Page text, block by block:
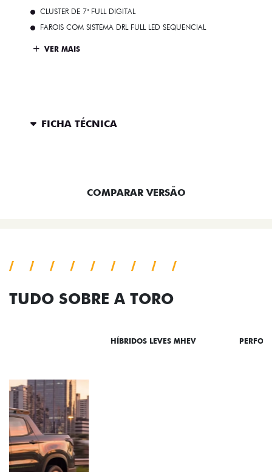
CLUSTER DE 7" FULL DIGITAL
FAROIS COM SISTEMA DRL FULL LED SEQUENCIAL
VER MAIS
FICHA TÉCNICA
COMPARAR VERSÃO
TUDO SOBRE A TORO
HÍBRIDOS LEVES MHEV